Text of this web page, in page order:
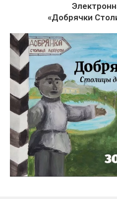
«Добрячки